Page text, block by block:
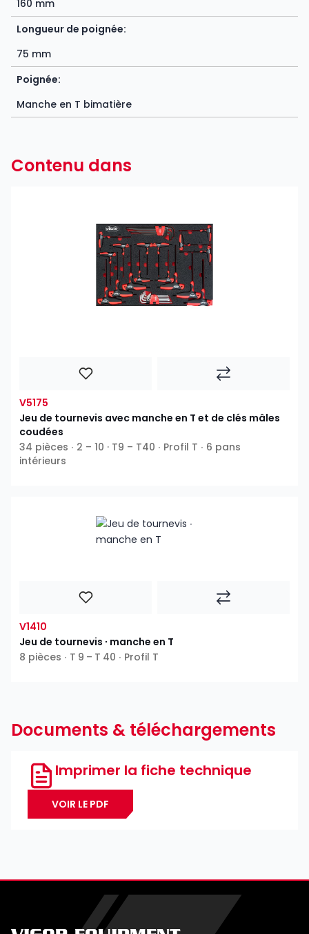
160 mm
Longueur de poignée:
75 mm
Poignée:
Manche en T bimatière
Contenu dans
V5175
Jeu de tournevis avec manche en T et de clés mâles
coudées
34 pièces ∙ 2 – 10 · T9 – T40 ∙ Profil T ∙ 6 pans
intérieurs
V1410
Jeu de tournevis ∙ manche en T
8 pièces ∙ T 9 – T 40 ∙ Profil T
Documents & téléchargements
Imprimer la fiche technique
VOIR LE PDF